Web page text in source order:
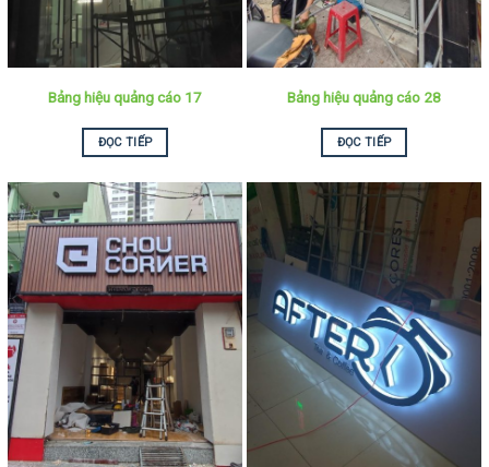
Bảng hiệu quảng cáo 17
ĐỌC TIẾP
Bảng hiệu quảng cáo 28
ĐỌC TIẾP